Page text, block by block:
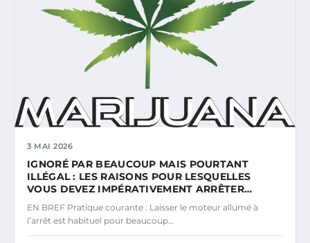
3 MAI 2026
IGNORÉ PAR BEAUCOUP MAIS POURTANT
ILLÉGAL : LES RAISONS POUR LESQUELLES
VOUS DEVEZ IMPÉRATIVEMENT ARRÊTER…
EN BREF Pratique courante : Laisser le moteur allumé à
l’arrêt est habituel pour beaucoup…